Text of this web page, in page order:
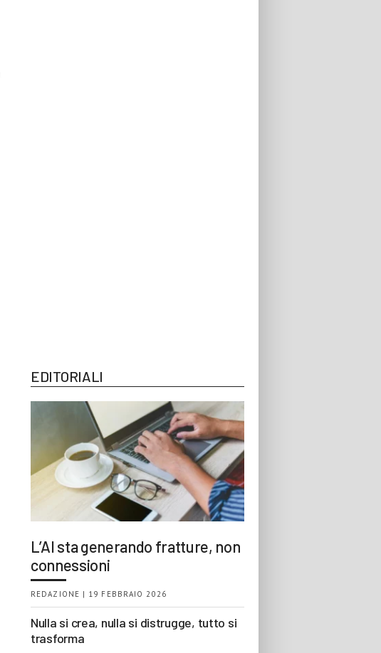
EDITORIALI
L’AI sta generando fratture, non
connessioni
REDAZIONE | 19 FEBBRAIO 2026
Nulla si crea, nulla si distrugge, tutto si
trasforma